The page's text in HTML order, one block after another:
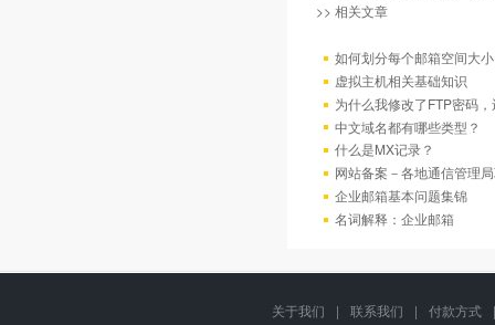
>> 相关文章
如何划分每个邮箱空间大
虚拟主机相关基础知识
为什么我修改了FTP密码
中文域名都有哪些类型？
什么是MX记录？
网站备案－各地通信管理
企业邮箱基本问题集锦
名词解释：企业邮箱
关于我们 | 联系我们 | 付款方式
|